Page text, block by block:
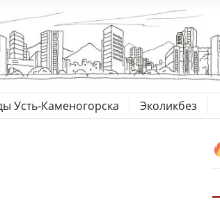
Усть-Каменогорска Эколикбез